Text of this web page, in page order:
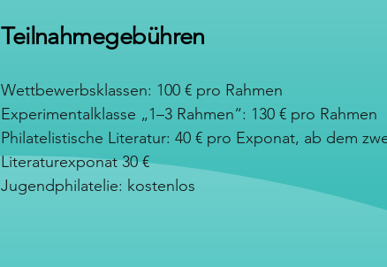
Teilnahmegebühren
Wettbewerbsklassen: 100 € pro Rahmen
Experimentalklasse „1–3 Rahmen“: 130 € pro Rahmen
Philatelistische Literatur: 40 € pro Exponat, ab dem
Literaturexponat 30 €
Jugendphilatelie: kostenlos